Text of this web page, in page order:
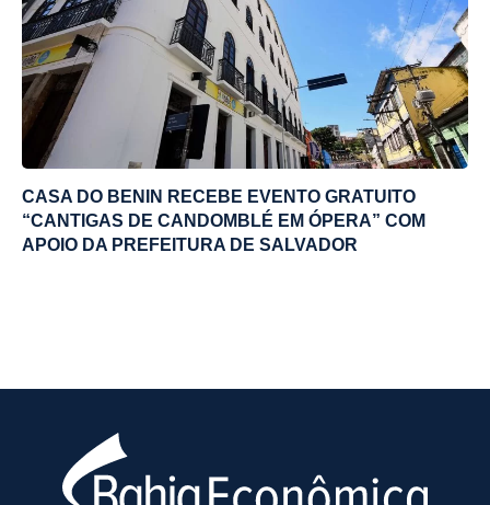
CASA DO BENIN RECEBE EVENTO GRATUITO
“CANTIGAS DE CANDOMBLÉ EM ÓPERA” COM
APOIO DA PREFEITURA DE SALVADOR